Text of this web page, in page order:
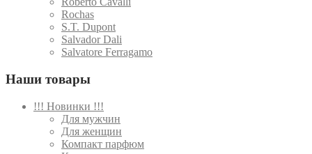
Rochas
S.T. Dupont
Salvador Dali
Salvatore Ferragamo
Наши товары
!!! Новинки !!!
Для мужчин
Для женщин
Компакт парфюм